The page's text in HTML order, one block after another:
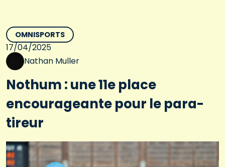
OMNISPORTS
17/04/2025
Nathan Muller
Nothum : une 11e place
encourageante pour le para-
tireur